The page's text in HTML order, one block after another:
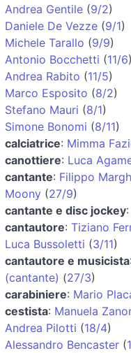
Andrea Gentile (9/2)
Daniele De Vezze (9/1)
Michele Tarallo (9/9)
Antonio Bocchetti (11/6)
Andrea Rabito (11/5)
Marco Esposito (8/2)
Stefano Mauri (8/1)
Simone Bonomi (8/11)
calciatrice: Mimma
canottiere: Luca
cantante: Filippo
Moony (27/9)
cantante e disc jockey:
cantautore: Tiziano
Luca Bussoletti (3/11)
cantautore e musicista:
(cantante) (27/3)
carabiniere: Mario
cestista: Manuela
Andrea Pilotti (18/4)
Alessandro Bencaster (